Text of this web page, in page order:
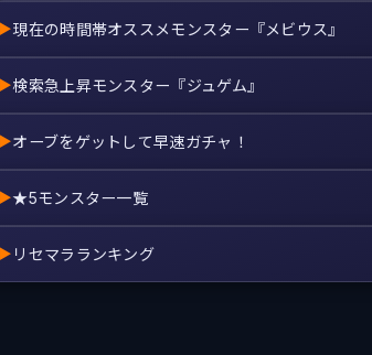
▶現在の時間帯オススメモンスター『メビウス』
▶検索急上昇モンスター『ジュゲム』
▶オーブをゲットして早速ガチャ！
▶★5モンスター一覧
▶ リセマラランキング